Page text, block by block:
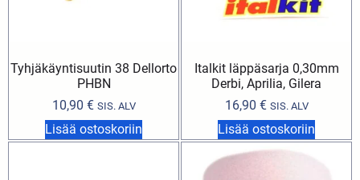
Tyhjäkäyntisuutin 38 Dellorto
PHBN
10,90 € SIS. ALV
Lisää ostoskoriin
Italkit läppäsarja 0,30mm
Derbi, Aprilia, Gilera
16,90 € SIS. ALV
Lisää ostoskoriin